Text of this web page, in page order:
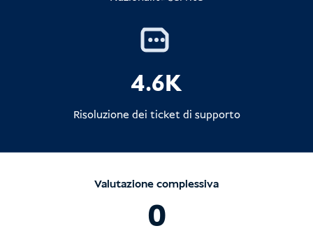
2. Se non è possibile una proroga
il prima possibile
Importante:
questioni amministrative
4.6K
Risoluzione dei ticket di supporto
Valutazione complessiva
0